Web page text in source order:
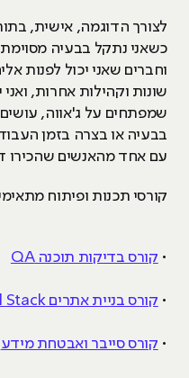
לצורך הדוגמה, אישית,
כשאני נתקל בבעיה
וחברים שאני יכול לפנות
שונות וקהילות אחרות,
שמפתחים על ג'אווה,
בבעיה או בצרה בזמן
עם אחד מהאנשים שהכירו
קורסי תכנות ופיתוח
• קורס בדיקות תוכנה QA
• קורס בניית אתרים Full Stack
• קורס סייבר ואבטחת מידע